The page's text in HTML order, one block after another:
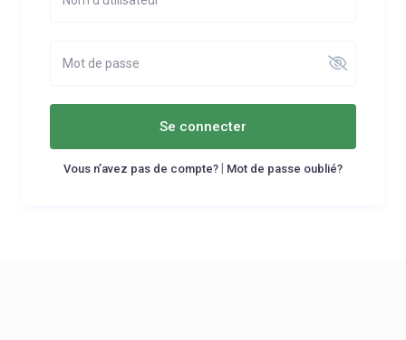
Se connecter
Vous n’avez pas de compte? Mot de passe oublié?